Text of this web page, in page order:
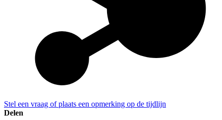
Stel een vraag of plaats een opmerking op de tijdlijn
Delen